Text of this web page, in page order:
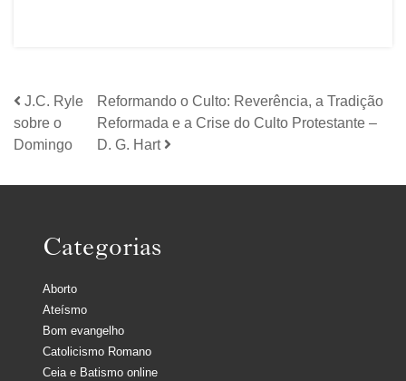
J.C. Ryle
sobre o
Domingo
Reformando o Culto: Reverência, a Tradição
Reformada e a Crise do Culto Protestante –
D. G. Hart
Categorias
Aborto
Ateísmo
Bom evangelho
Catolicismo Romano
Ceia e Batismo online